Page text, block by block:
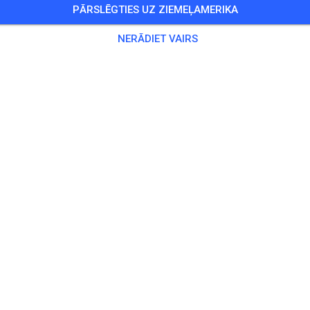
Viesi,191 Dalībnieki
PĀRSLĒGTIES UZ ZIEMEĻAMERIKA
NERĀDIET VAIRS